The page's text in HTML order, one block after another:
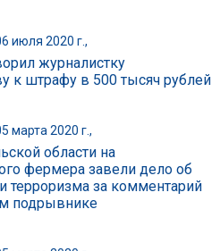
июля 2020 г.,
журналистку
к штрафу в 500 тысяч рублей
марта 2020 г.,
области на
фермера завели дело об
терроризма за комментарий
подрывнике